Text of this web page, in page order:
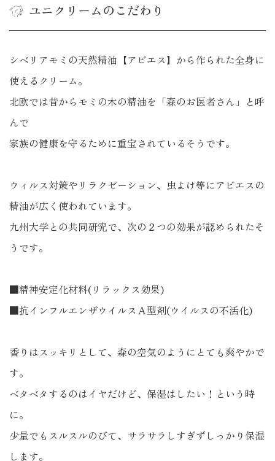
ユニクリームのこだわり
シベリアモミの天然精油【アビエス】から作られた全身に
使えるクリーム。
北欧では昔からモミの木の精油を「森のお医者さん」と呼
んで
家族の健康を守るために重宝されているそうです。
ウィルス対策やリラクゼーション、虫よけ等にアビエスの
精油が広く使われています。
九州大学との共同研究で、次の２つの効果が認められたそ
うです。
■精神安定化材料(リラックス効果)
■抗インフルエンザウイルスＡ型剤(ウイルスの不活化)
香りはスッキリとして、森の空気のようにとても爽やかで
す。
ベタベタするのはイヤだけど、保湿はしたい！という時
に。
少量でもスルスルのびて、サラサラしすぎずしっかり保湿
します。